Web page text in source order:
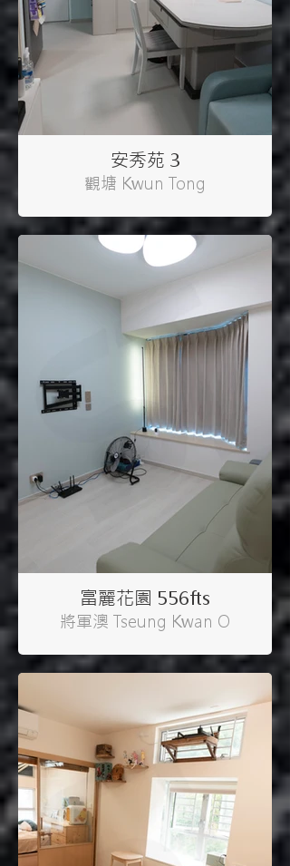
安秀苑 3
觀塘 Kwun Tong
富麗花園 556fts
將軍澳 Tseung Kwan O